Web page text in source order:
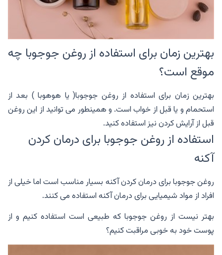
بهترین زمان برای استفاده از روغن جوجوبا چه
موقع است؟
بهترین زمان برای استفاده از روغن جوجوبا( یا هوهوبا ) بعد از
استحمام و یا قبل از خواب است. و همینطور می توانید از این روغن
قبل از آرایش کردن نیز استفاده کنید.
استفاده از روغن جوجوبا برای درمان کردن
آکنه
روغن جوجوبا برای درمان کردن آکنه بسیار مناسب است اما خیلی از
افراد از مواد شیمیایی برای درمان آکنه استفاده می کنند.
بهتر نیست از روغن جوجوبا که طبیعی است استفاده کنیم و از
پوست خود به خوبی مراقبت کنیم؟